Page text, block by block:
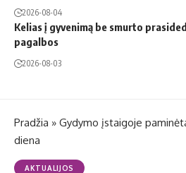
2026-08-04
Kelias į gyvenimą be smurto
pagalbos
2026-08-03
Pradžia » Gydymo įstaigoje
diena
AKTUALIJOS